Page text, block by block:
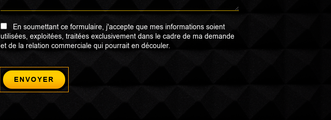
En soumettant ce formulaire, j'accepte que mes informations soient
utilisées, exploitées, traitées exclusivement dans le cadre de ma demande
et de la relation commerciale qui pourrait en découler.
ENVOYER